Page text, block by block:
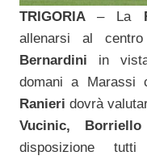
TRIGORIA– La
allenarsi al
Bernardini in
domani a Marassi
Ranieridovrà
Vucinic,
disposizione